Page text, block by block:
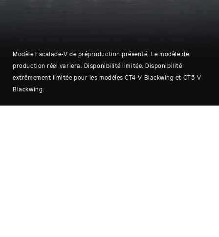
Modèle Escalade-V de préproduction présenté. Le modèle de
production réel variera. Disponibilité limitée. Disponibilité
extrêmement limitée pour les modèles CT4-V Blackwing et CT5-V
Blackwing.